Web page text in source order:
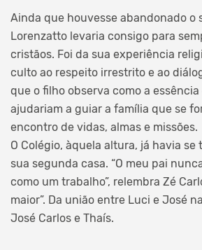
Ainda que houvesse abandonado o
Lorenzatto levaria consigo para
cristãos. Foi da sua experiência
culto ao respeito irrestrito e ao
que o filho observa como a
ajudariam a guiar a família que se
encontro de vidas, almas e missões.
O Colégio, àquela altura, já havia se
sua segunda casa. “O meu pai
como um trabalho”, relembra Zé
maior”. Da união entre Luci e José
José Carlos e Thaís.